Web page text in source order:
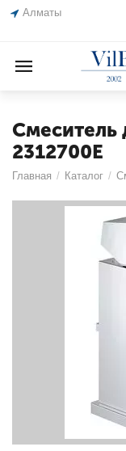
Алматы
Смеситель
2312700E
Главная / Каталог /